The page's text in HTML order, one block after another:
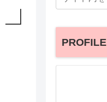
PROFILE